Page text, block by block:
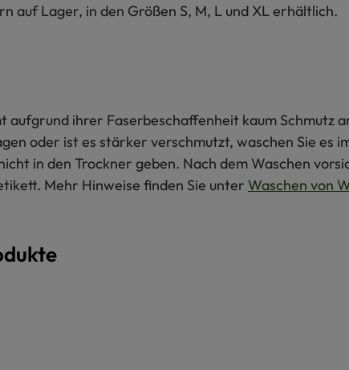
auf Lager, in den Größen S, M, L und XL erhältlich.
ihrer Faserbeschaffenheit kaum Schmutz
oder ist es stärker verschmutzt, waschen Sie es
in den Trockner geben. Nach dem Waschen
Mehr Hinweise finden Sie unter Waschen von